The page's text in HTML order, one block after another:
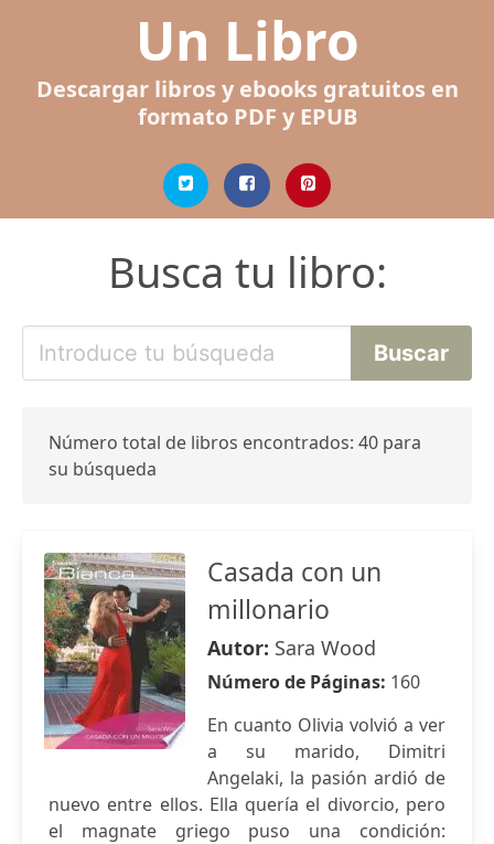
Un Libro
Descargar libros y ebooks gratuitos en
formato PDF y EPUB
Busca tu libro:
Número total de libros encontrados: 40 para
su búsqueda
Casada con un
millonario
Autor: Sara Wood
Número de Páginas: 160
En cuanto Olivia volvió a ver
a su marido, Dimitri
Angelaki, la pasión ardió de
nuevo entre ellos. Ella quería el divorcio, pero
el magnate griego puso una condición: